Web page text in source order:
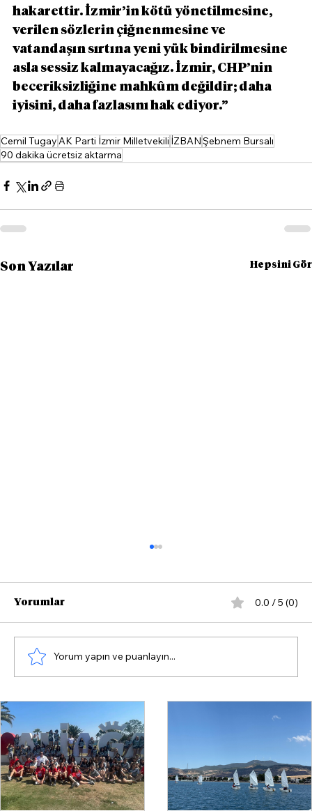
hakarettir. İzmir’in kötü yönetilmesine,
verilen sözlerin çiğnenmesine ve
vatandaşın sırtına yeni yük bindirilmesine
asla sessiz kalmayacağız. İzmir, CHP’nin
beceriksizliğine mahkûm değildir; daha
iyisini, daha fazlasını hak ediyor.”
Cemil TugayAK Parti İzmir Milletvekili İZBANŞebnem Bursalı
90 dakika ücretsiz aktarma
Son Yazılar Hepsini Gör
Yorumlar 0.0 / 5 (0)
Yorum yapın ve puanlayın...